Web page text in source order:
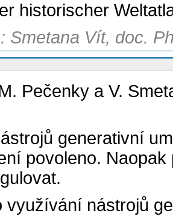
historischer
Smetana Vít, doc.
Pečenky a V.
generativní
povoleno.
využívání nástrojů